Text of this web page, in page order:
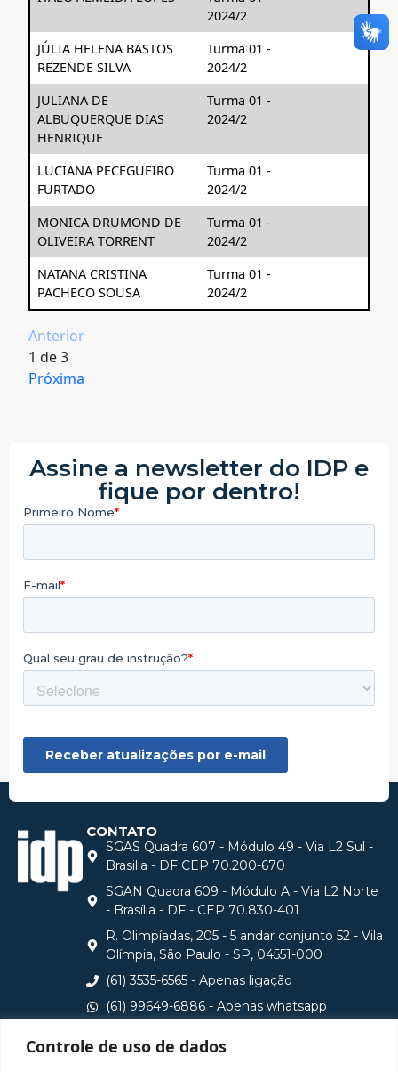
Controle de uso de dados
2024/2
JÚLIA HELENA BASTOS
REZENDE SILVA
Turma 01 -
2024/2
JULIANA DE
ALBUQUERQUE DIAS
HENRIQUE
Turma 01 -
2024/2
LUCIANA PECEGUEIRO
FURTADO
Turma 01 -
2024/2
MONICA DRUMOND DE
OLIVEIRA TORRENT
Turma 01 -
2024/2
NATANA CRISTINA
PACHECO SOUSA
Turma 01 -
2024/2
Anterior
1 de3
Próxima
Assine a newsletter do IDP e
fique por dentro!
CONTATO
SGAS Quadra 607 - Módulo 49 - Via L2 Sul -
Brasilia - DF CEP 70.200-670
SGAN Quadra 609 - Módulo A - Via L2 Norte
- Brasília - DF - CEP 70.830-401
R. Olimpíadas, 205 - 5 andar conjunto 52 - Vila
Olímpia, São Paulo - SP, 04551-000
(61) 3535-6565 - Apenas ligação
(61) 99649-6886 - Apenas whatsapp